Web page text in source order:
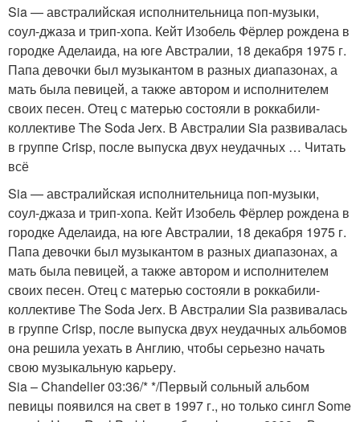
Sia — австралийская исполнительница поп-музыки,
соул-джаза и трип-хопа. Кейт Изобель Фёрлер рождена в
городке Аделаида, на юге Австралии, 18 декабря 1975 г.
Папа девочки был музыкантом в разных диапазонах, а
мать была певицей, а также автором и исполнителем
своих песен. Отец с матерью состояли в роккабили-
коллективе The Soda Jerx. В Австралии Sia развивалась
в группе Crisp, после выпуска двух неудачных … Читать
всё
Sia — австралийская исполнительница поп-музыки,
соул-джаза и трип-хопа. Кейт Изобель Фёрлер рождена в
городке Аделаида, на юге Австралии, 18 декабря 1975 г.
Папа девочки был музыкантом в разных диапазонах, а
мать была певицей, а также автором и исполнителем
своих песен. Отец с матерью состояли в роккабили-
коллективе The Soda Jerx. В Австралии Sia развивалась
в группе Crisp, после выпуска двух неудачных альбомов
она решила уехать в Англию, чтобы серьезно начать
свою музыкальную карьеру.
Sia – Chandelier 03:36/* */Первый сольный альбом
певицы появился на свет в 1997 г., но только сингл Some